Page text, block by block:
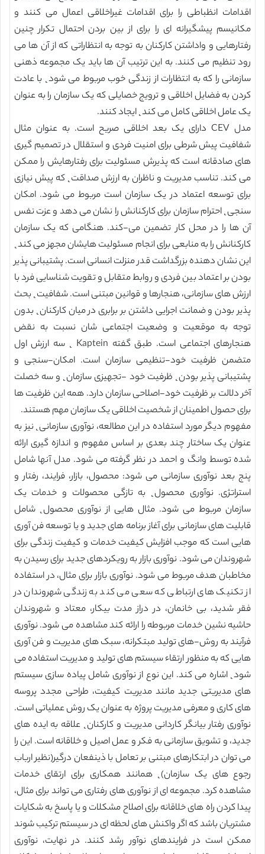
اقدامات انظباطی را برای اقدامات غیراخلاقی اعمال می کنند و
مکانیسم پیشگیرانه ای را برای از بین بردن احتمال تکرار چنین
رفتارهایی و واداشتن کارکنان به توجه به انتظاراتی که از آن ها می
رود تنظیم می کنند. به این ترتیب آن ها باید یک مجموعه ذهنی
سازمانی را که به انتظارات از زندگی خوب مربوط می شود˛ با عادت
کردن به فضایل اخلاقی و ترویج خصایلی که یک سازمان را به عنوان
یک عامل اخلاقی کامل می کند˛ ایجاد کنند.
مدل CEV دارای یک بعد اخلاقی صریح است. به عنوان مثال
شفافیت پیش شرطی برای امنیت فردی و استقلال در تصمیم گیری
های صادقانه است که پذیرش مسئولیت برای رفتارهایش را ممکن
می کند. تناسب مدیریت و ناظران به ارزش صداقت˛ که پیش نیازی
برای توسعه اعتماد در یک سازمان است مربوط می شود. امکان
سنجی˛ احترام سازمان برای کارکنانش را نشان می دهد و عزت نفس
آن ها را در محل کار تضمین می-کند. هنگامی که یک سازمان
کارکنانش را به منابعی برای انجام مسئولیت هایشان مجهز می کند˛
این نشان دهنده بزرگداشت قدر منزلت انسانی است. پشتیبانی پذیر
بودن بر اعتماد بین فردی و روابط متقابل و تقویت شناسایی فرد با
ارزش های سازمانی، هنجارها و قوانین مبتنی است. شفافیت˛ بحث
پذیر بودن و ضمانت اجرایی داشتن بر برابری در میان کارکنان˛ بدون
توجه به موقعیت و وضعیت اجتماعی شان نسبت به نقض
هنجارهای اجتماعی است. طبق گفته Kaptein ˛ سه ارزش اول
متضمن ظرفیت خود-تنظیمی سازمان است. امکان-سنجی و
پشتیبانی پذیر بودن˛ ظرفیت خود -تجهیزی سازمان˛ و سه خصلت
آخر دلالت بر ظرفیت خود-اصلاحی سازمان دارد. همه این ظرفیت ها
برای حصول اطمینان از شخصیت اخلاقی یک سازمان مهم هستند.
مفهوم دیگر مورد استفاده در این مطالعه، نوآوری سازمانی˛ نیز به
عنوان یک ساختار چند بعدی بر اساس مفهوم و اندازه گیری ارائه
شده توسط وانگ و احمد در نظر گرفته می شود. مدل آنها شامل
پنج بعد نوآوری سازمانی می شود: محصول، بازار، فرایند، رفتار و
استراتژی. نوآوری محصول˛ به تازگی محصولات و خدمات یک
سازمان مربوط می شود. مثال هایی از نوآوری محصول˛ شامل
قابلیت های سازمانی برای آغاز برنامه های جدید و یا توسعه فن آوری
هایی است که موجب افزایش کیفیت خدمات و کیفیت زندگی برای
شهروندان می شود. نوآوری بازار به رویکردهای جدید برای رسیدن به
مخاطبان هدف مربوط می شود. نوآوری بازار برای مثال، در استفاده
از تکنیک های ارتباطی که سعی می کند به زندگی شهروندان در
فقر شدید، بی خانمان، در دراز مدت بیکار، معتاد و شهروندان
حاشیه نشین خدمات مربوطه را ارائه کند مشاهده می شود. نوآوری
فرآیند به روش-های تولید مبتکرانه، سبک های مدیریت و فن آوری
هایی که به منظور ارتقاء سیستم های تولید و مدیریت استفاده می
شود˛ اشاره می کند. این نوع از نوآوری شامل پیاده سازی سیستم
های مدیریتی جدید مانند مدیریت کیفیت، طراحی مجدد پروسه
های کاری و معرفی مدیریت پروژه به عنوان یک روش عملیاتی است.
نوآوری رفتار بیانگر کاردانی مدیریت و کارکنان˛ علاقه به ایده های
جدید، و تشویق سازمانی به فکر و عمل اصیل و خلاقانه است. این را
می توان در ابتکارهای مبتنی بر تعامل با ذینفعان درگیر(نظیر ارباب
رجوع های یک سازمان)˛ همانند همکاری برای ارتقای خدمات
مشاهده کرد. مجموعه ای از نوآوری های رفتاری می تواند برای مثال،
پیدا کردن راه های خلاقانه برای اصلاح مشکلات و یا پاسخ به شکایات
مشتریان باشد که اگر واکنش های لحظه ای در سیستم ترکیب شوند
ممکن است در فرایندهای نوآور رشد کنند. در نهایت، نوآوری